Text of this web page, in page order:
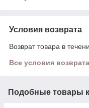
Условия возврата
Возврат товара в
Все условия возврата
Подобные товары